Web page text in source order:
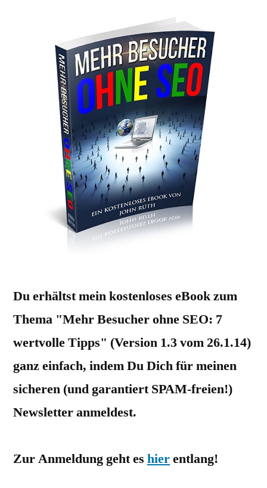
Du erhältst mein kostenloses eBook zum
Thema "Mehr Besucher ohne SEO: 7
wertvolle Tipps" (Version 1.3 vom 26.1.14)
ganz einfach, indem Du Dich für meinen
sicheren (und garantiert SPAM-freien!)
Newsletter anmeldest.
Zur Anmeldung geht es hierentlang!